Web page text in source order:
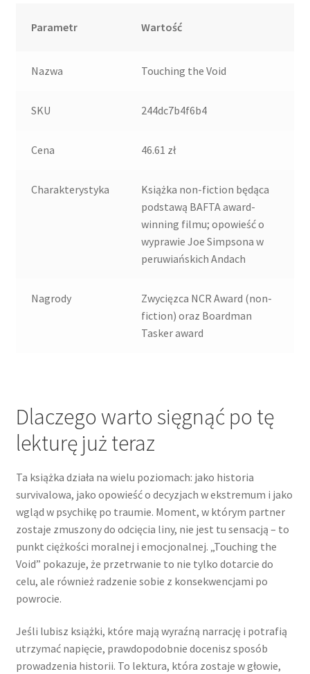
Parametr Wartość
Nazwa Touching the Void
SKU 244dc7b4f6b4
Cena 46.61 zł
Charakterystyka
Książka non-fiction będąca
podstawą BAFTA award-
winning filmu; opowieść o
wyprawie Joe Simpsona w
peruwiańskich Andach
Nagrody
Zwycięzca NCR Award (non-
fiction) oraz Boardman
Tasker award
Dlaczego warto sięgnąć po tę
lekturę już teraz
Ta książka działa na wielu poziomach: jako historia
survivalowa, jako opowieść o decyzjach w ekstremum i jako
wgląd w psychikę po traumie. Moment, w którym partner
zostaje zmuszony do odcięcia liny, nie jest tu sensacją – to
punkt ciężkości moralnej i emocjonalnej. „Touching the
Void” pokazuje, że przetrwanie to nie tylko dotarcie do
celu, ale również radzenie sobie z konsekwencjami po
powrocie.
Jeśli lubisz książki, które mają wyraźną narrację i potrafią
utrzymać napięcie, prawdopodobnie docenisz sposób
prowadzenia historii. To lektura, która zostaje w głowie,